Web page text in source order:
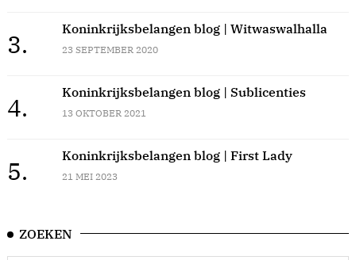
3.
Koninkrijksbelangen blog | Witwaswalhalla
23 SEPTEMBER 2020
4.
Koninkrijksbelangen blog | Sublicenties
13 OKTOBER 2021
5.
Koninkrijksbelangen blog | First Lady
21 MEI 2023
ZOEKEN